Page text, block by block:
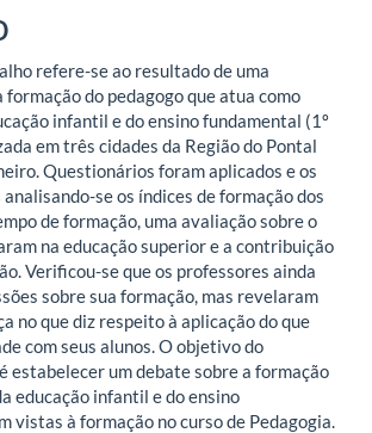
refere-se ao resultado de uma
formação do pedagogo que atua como
infantil e do ensino fundamental (1º
em três cidades da Região do Pontal
Questionários foram aplicados e os
se os índices de formação dos
de formação, uma avaliação sobre o
na educação superior e a contribuição
Verificou-se que os professores ainda
sobre sua formação, mas revelaram
no que diz respeito à aplicação do que
com seus alunos. O objetivo do
estabelecer um debate sobre a formação
educação infantil e do ensino
vistas à formação no curso de Pedagogia.